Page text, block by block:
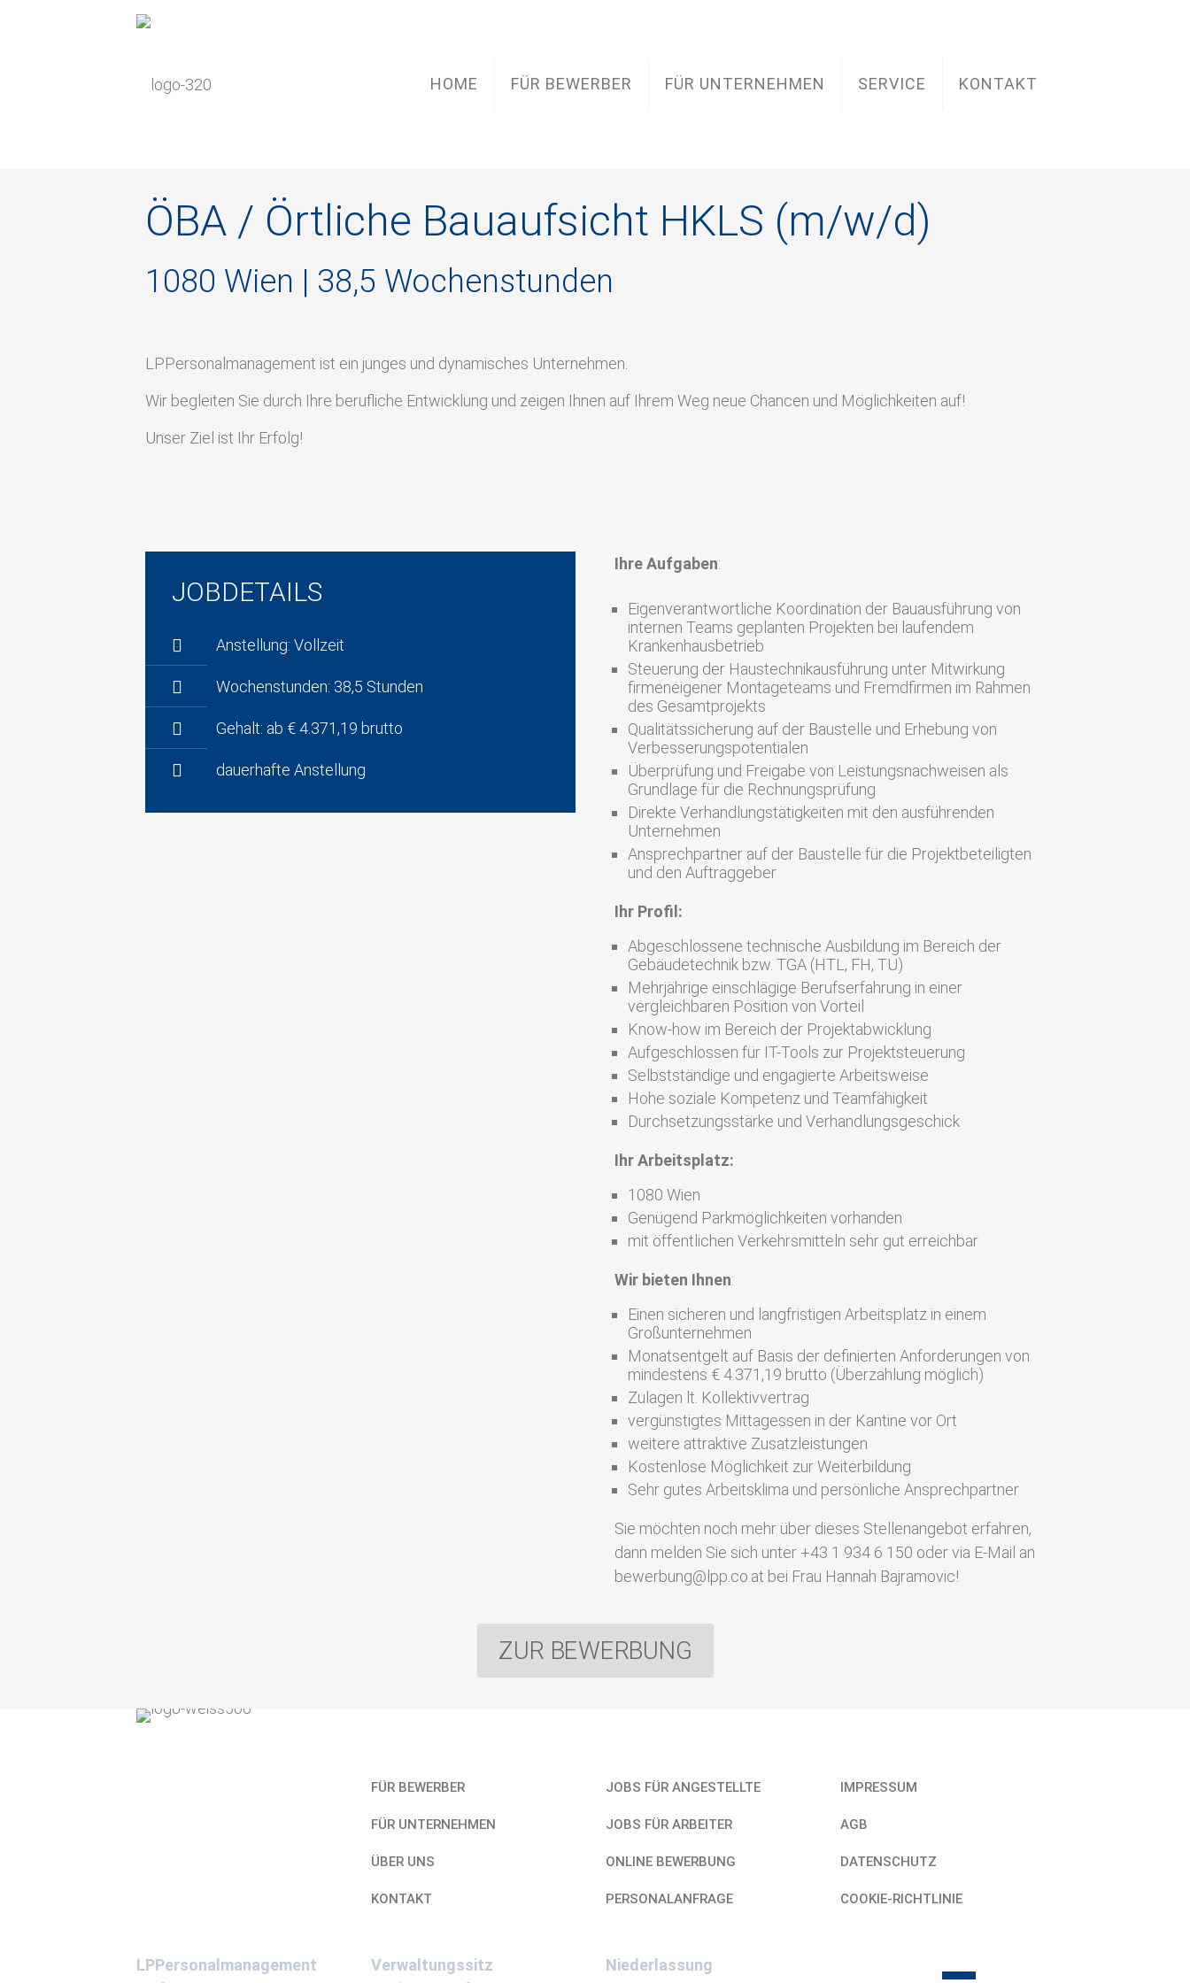
HOME FÜR BEWERBER FÜR UNTERNEHMEN SERVICE KONTAKT
ÖBA / Örtliche Bauaufsicht HKLS (m/w/d)
1080 Wien | 38,5 Wochenstunden
LPPersonalmanagement ist ein junges und dynamisches Unternehmen.
Wir begleiten Sie durch Ihre berufliche Entwicklung und zeigen Ihnen auf Ihrem Weg neue Chancen und Möglichkeiten auf!
Unser Ziel ist Ihr Erfolg!
JOBDETAILS
Anstellung: Vollzeit
Wochenstunden: 38,5 Stunden
Gehalt: ab € 4.371,19 brutto
dauerhafte Anstellung
Ihre Aufgaben:
Eigenverantwortliche Koordination der Bauausführung von
internen Teams geplanten Projekten bei laufendem
Krankenhausbetrieb
Steuerung der Haustechnikausführung unter Mitwirkung
firmeneigener Montageteams und Fremdfirmen im Rahmen
des Gesamtprojekts
Qualitätssicherung auf der Baustelle und Erhebung von
Verbesserungspotentialen
Überprüfung und Freigabe von Leistungsnachweisen als
Grundlage für die Rechnungsprüfung
Direkte Verhandlungstätigkeiten mit den ausführenden
Unternehmen
Ansprechpartner auf der Baustelle für die Projektbeteiligten
und den Auftraggeber
Ihr Profil:
Abgeschlossene technische Ausbildung im Bereich der
Gebäudetechnik bzw. TGA (HTL, FH, TU)
Mehrjährige einschlägige Berufserfahrung in einer
vergleichbaren Position von Vorteil
Know-how im Bereich der Projektabwicklung
Aufgeschlossen für IT-Tools zur Projektsteuerung
Selbstständige und engagierte Arbeitsweise
Hohe soziale Kompetenz und Teamfähigkeit
Durchsetzungsstärke und Verhandlungsgeschick
Ihr Arbeitsplatz:
1080 Wien
Genügend Parkmöglichkeiten vorhanden
mit öffentlichen Verkehrsmitteln sehr gut erreichbar
Wir bieten Ihnen:
Einen sicheren und langfristigen Arbeitsplatz in einem
Großunternehmen
Monatsentgelt auf Basis der definierten Anforderungen von
mindestens € 4.371,19 brutto (Überzahlung möglich)
Zulagen lt. Kollektivvertrag
vergünstigtes Mittagessen in der Kantine vor Ort
weitere attraktive Zusatzleistungen
Kostenlose Möglichkeit zur Weiterbildung
Sehr gutes Arbeitsklima und persönliche Ansprechpartner
Sie möchten noch mehr über dieses Stellenangebot erfahren,
dann melden Sie sich unter +43 1 934 6 150 oder via E-Mail an
bewerbung@lpp.co.at bei Frau Hannah Bajramovic!
ZUR BEWERBUNG
FÜR BEWERBER
FÜR UNTERNEHMEN
ÜBER UNS
KONTAKT
JOBS FÜR ANGESTELLTE
JOBS FÜR ARBEITER
ONLINE BEWERBUNG
PERSONALANFRAGE
IMPRESSUM
AGB
DATENSCHUTZ
COOKIE-RICHTLINIE
LPPersonalmanagement
Verwaltungssitz
Niederlassung